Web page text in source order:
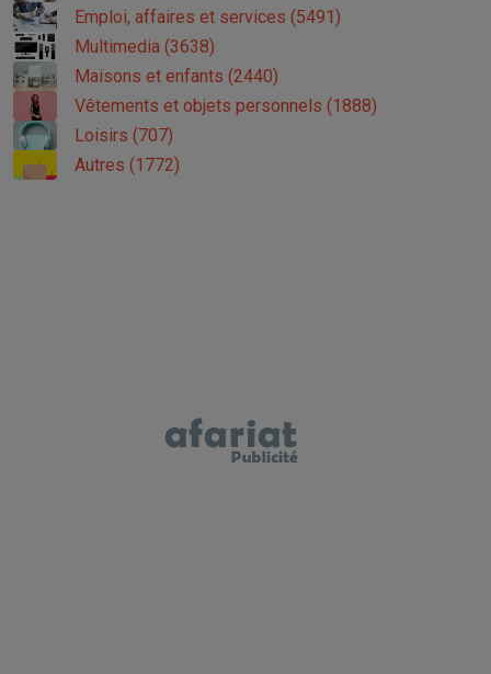
Emploi, affaires et services (5491)
Multimedia (3638)
Maisons et enfants (2440)
Vêtements et objets personnels (1888)
Loisirs (707)
Autres (1772)